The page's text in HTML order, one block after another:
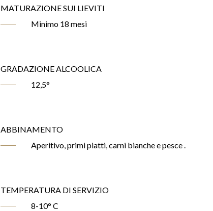
MATURAZIONE SUI LIEVITI
Minimo 18 mesi
GRADAZIONE ALCOOLICA
12,5°
ABBINAMENTO
Aperitivo, primi piatti, carni bianche e pesce .
TEMPERATURA DI SERVIZIO
8-10° C